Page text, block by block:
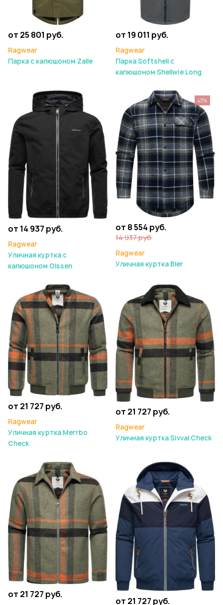
от 25 801 руб.
Ragwear
Парка с капюшоном Zalle
от 19 011 руб.
Ragwear
Парка Softshell с
капюшоном Shellwie Long
от 14 937 руб.
Ragwear
Уличная куртка с
капюшоном Olssen
от 8 554 руб.
14 937 руб.
Ragwear
Уличная куртка Bler
43%
от 21 727 руб.
Ragwear
Уличная куртка Merrbo
Check
от 21 727 руб.
Ragwear
Уличная куртка Sivval Check
от 21 727 руб.
от 21 727 руб.